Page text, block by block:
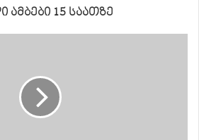
ამბები 15 საათზე